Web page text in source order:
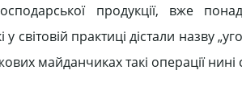
продукції, вже
світовій практиці дістали назву
майданчиках такі операції нині